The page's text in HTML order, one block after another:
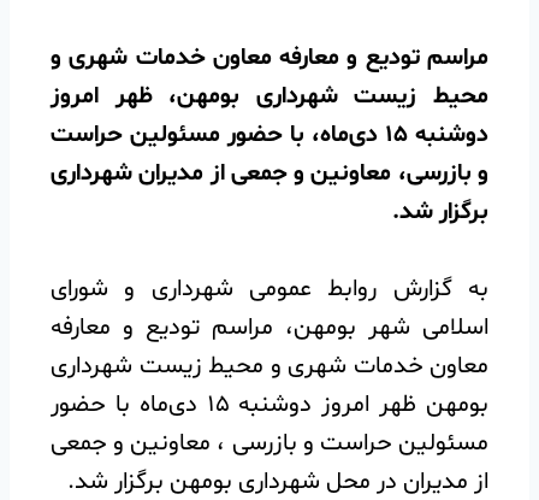
مراسم تودیع و معارفه معاون خدمات شهری و
محیط زیست شهرداری بومهن، ظهر امروز
دوشنبه ۱۵ دی‌ماه، با حضور مسئولین حراست
و بازرسی، معاونین و جمعی از مدیران شهرداری
برگزار شد.
به گزارش روابط عمومی شهرداری و شورای
اسلامی شهر بومهن، مراسم تودیع و معارفه
معاون خدمات شهری و محیط زیست شهرداری
بومهن ظهر امروز دوشنبه ۱۵ دی‌ماه با حضور
مسئولین حراست و بازرسی ، معاونین و جمعی
از مدیران در محل شهرداری بومهن برگزار شد.